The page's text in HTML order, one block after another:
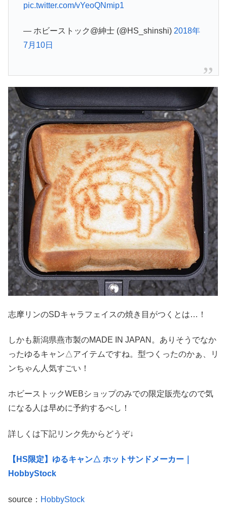
pic.twitter.com/vYeoQNmip1
— ホビーストック@紳士 (@HS_shinshi) 2018年
7月10日
志摩リンのSDキャラフェイスの焼き目がつくとは…！
しかも新潟県燕市製のMADE IN JAPAN。ありそうでなか
ったゆるキャン△アイテムですね。型つくったのかぁ、リ
ンちゃん人気すごい！
ホビーストックWEBショップのみでの限定販売なので気
になる人は早めに予約するべし！
詳しくは下記リンク先からどうぞ↓
【HS限定】 ゆるキャン△ ホットサンドメーカー｜
HobbyStock
source： HobbyStock